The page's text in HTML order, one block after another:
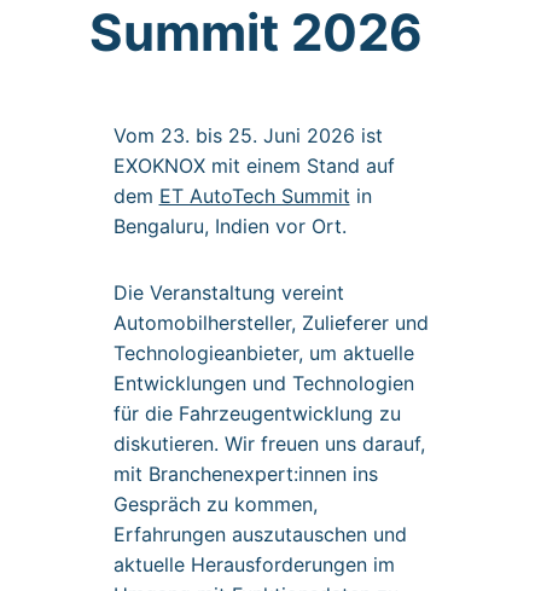
Summit 2026
Vom 23. bis 25. Juni 2026 ist
EXOKNOX mit einem Stand auf
dem ET AutoTech Summit in
Bengaluru, Indien vor Ort.
Die Veranstaltung vereint
Automobilhersteller, Zulieferer und
Technologieanbieter, um aktuelle
Entwicklungen und Technologien
für die Fahrzeugentwicklung zu
diskutieren. Wir freuen uns darauf,
mit Branchenexpert:innen ins
Gespräch zu kommen,
Erfahrungen auszutauschen und
aktuelle Herausforderungen im